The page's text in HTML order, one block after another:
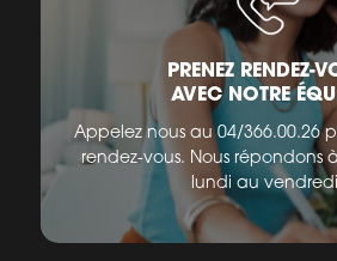
PRENEZ RENDEZ-
AVEC NOTRE
Appelez nous au 04/366.00.26
rendez-vous. Nous répondons
lundi au